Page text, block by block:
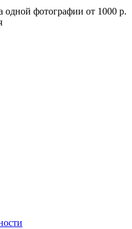
фотографии от 1000 р.